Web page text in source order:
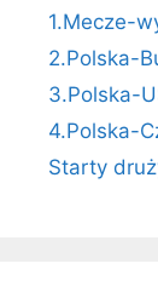
1.Mecze-
2.Polska-
3.Polska-
4.Polska-
Starty